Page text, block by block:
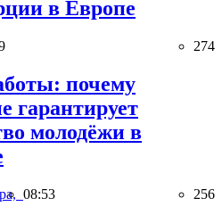
в Европе
274
почему
гарантирует
молодёжи в
08:53 256